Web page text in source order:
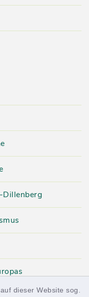
dieser Website sog.
Dillenberg